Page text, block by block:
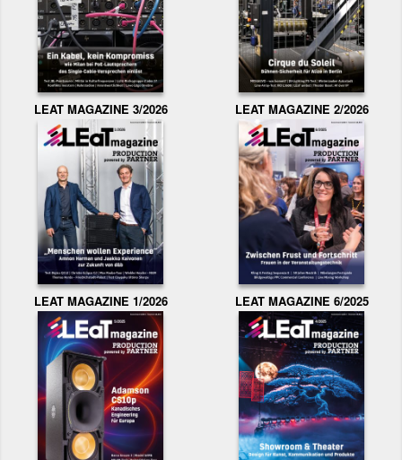
LEAT MAGAZINE 3/2026 LEAT MAGAZINE 2/2026
LEAT MAGAZINE 1/2026 LEAT MAGAZINE 6/2025